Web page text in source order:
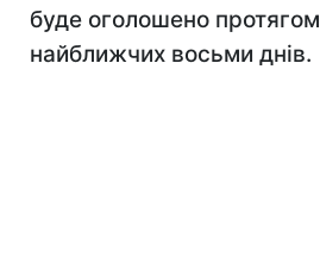
буде оголошено протягом
найближчих восьми днів.